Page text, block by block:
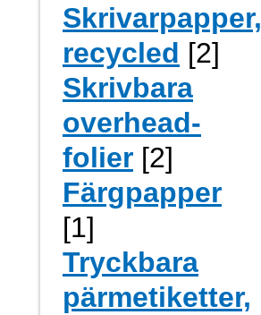
Skrivarpapper,
recycled [2]
Skrivbara
overhead-
folier [2]
Färgpapper
[1]
Tryckbara
pärmetiketter,